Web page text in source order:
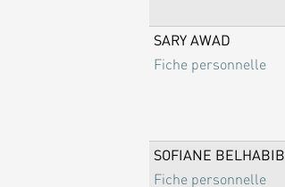
SARY AWAD
Fiche personnelle
SOFIANE BELHABIB
Fiche personnelle